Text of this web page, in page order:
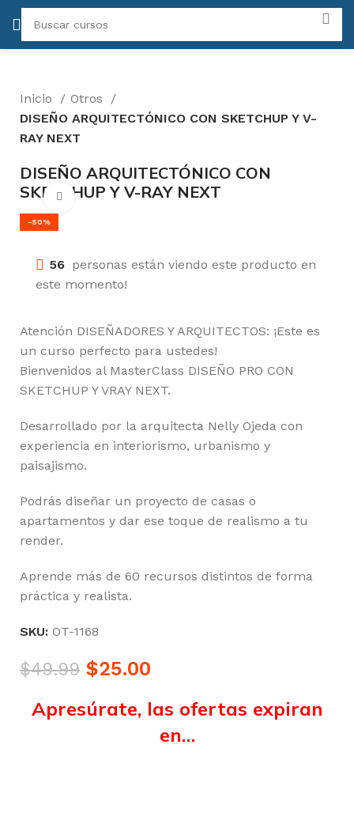
Inicio
Otros
DISEÑO ARQUITECTÓNICO CON SKETCHUP Y V-
RAY NEXT
DISEÑO ARQUITECTÓNICO CON
SKETCHUP Y V-RAY NEXT
-50%
Click para agrandar
56 personas están viendo este producto en
este momento!
Atención DISEÑADORES Y ARQUITECTOS: ¡Este es
un curso perfecto para ustedes!
Bienvenidos al MasterClass DISEÑO PRO CON
SKETCHUP Y VRAY NEXT.
Desarrollado por la arquitecta Nelly Ojeda con
experiencia en interiorismo, urbanismo y
paisajismo.
Podrás diseñar un proyecto de casas o
apartamentos y dar ese toque de realismo a tu
render.
Aprende más de 60 recursos distintos de forma
práctica y realista.
SKU: OT-1168
$49.99 $25.00
Apresúrate, las ofertas expiran
en…